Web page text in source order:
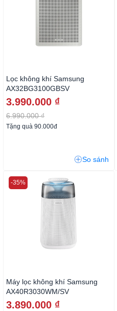
Lọc không khí Samsung
AX32BG3100GBSV
3.990.000 ₫
6.990.000 ₫
Tặng quà 90.000đ
So sánh
Máy lọc không khí Samsung
AX40R3030WM/SV
3.890.000 ₫
-35%